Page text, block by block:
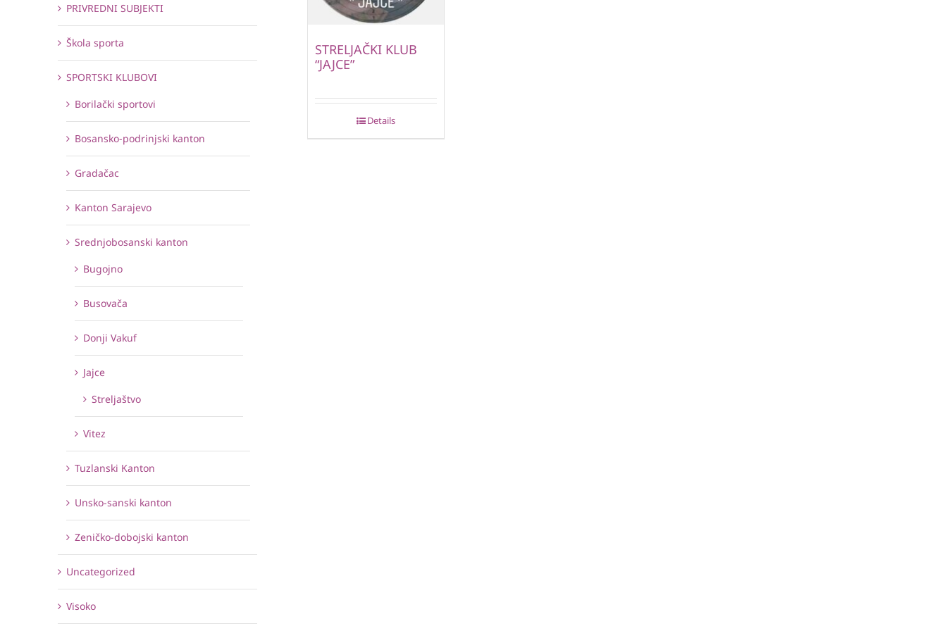
STRELJAČKI KLUB
“JAJCE”
Details
PRIVREDNI SUBJEKTI
Škola sporta
SPORTSKI KLUBOVI
Borilački sportovi
Bosansko-podrinjski kanton
Gradačac
Kanton Sarajevo
Srednjobosanski kanton
Bugojno
Busovača
Donji Vakuf
Jajce
Streljaštvo
Vitez
Tuzlanski Kanton
Unsko-sanski kanton
Zeničko-dobojski kanton
Uncategorized
Visoko